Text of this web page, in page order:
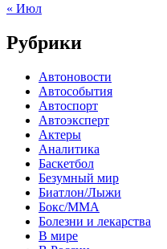
« Июл
Рубрики
Автоновости
Автособытия
Автоспорт
Автоэксперт
Актеры
Аналитика
Баскетбол
Безумный мир
Биатлон/Лыжи
Бокс/MMA
Болезни и лекарства
В мире